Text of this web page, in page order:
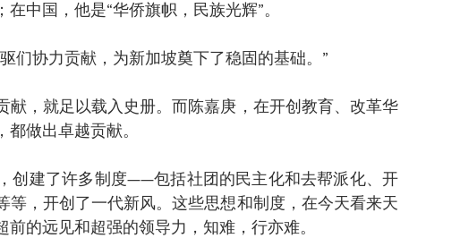
中国，他是“华侨旗帜，民族光辉”。
们协力贡献，为新加坡奠下了稳固的基础。”
献，就足以载入史册。而陈嘉庚，在开创教育、改革华
做出卓越贡献。
创建了许多制度——包括社团的民主化和去帮派化、开
等，开创了一代新风。这些思想和制度，在今天看来天
的远见和超强的领导力，知难，行亦难。